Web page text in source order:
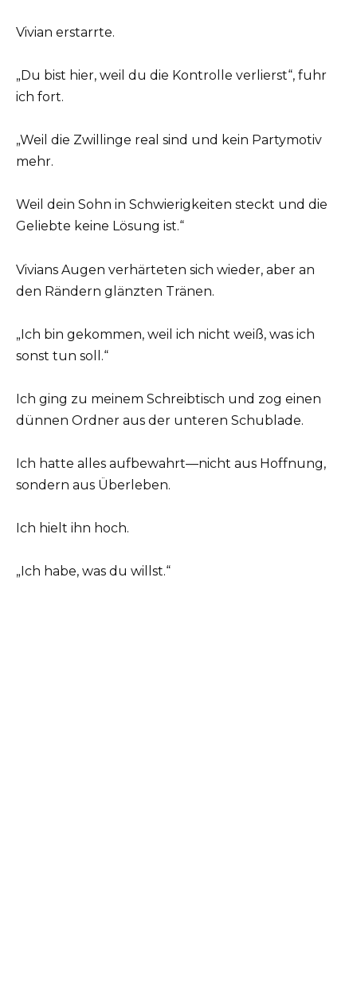
Vivian erstarrte.
„Du bist hier, weil du die Kontrolle verlierst“, fuhr
ich fort.
„Weil die Zwillinge real sind und kein Partymotiv
mehr.
Weil dein Sohn in Schwierigkeiten steckt und die
Geliebte keine Lösung ist.“
Vivians Augen verhärteten sich wieder, aber an
den Rändern glänzten Tränen.
„Ich bin gekommen, weil ich nicht weiß, was ich
sonst tun soll.“
Ich ging zu meinem Schreibtisch und zog einen
dünnen Ordner aus der unteren Schublade.
Ich hatte alles aufbewahrt—nicht aus Hoffnung,
sondern aus Überleben.
Ich hielt ihn hoch.
„Ich habe, was du willst.“